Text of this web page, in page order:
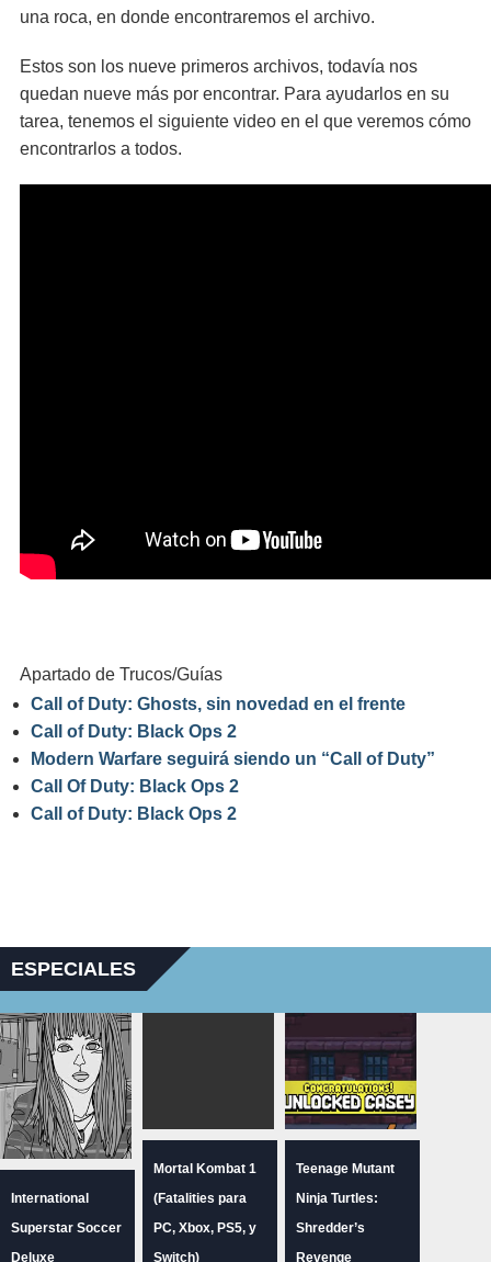
una roca, en donde encontraremos el archivo.
Estos son los nueve primeros archivos, todavía nos
quedan nueve más por encontrar. Para ayudarlos en su
tarea, tenemos el siguiente video en el que veremos cómo
encontrarlos a todos.
Apartado de Trucos/Guías
Call of Duty: Ghosts, sin novedad en el frente
Call of Duty: Black Ops 2
Modern Warfare seguirá siendo un “Call of Duty”
Call Of Duty: Black Ops 2
Call of Duty: Black Ops 2
ESPECIALES
International
Superstar Soccer
Deluxe
Mortal Kombat 1
(Fatalities para
PC, Xbox, PS5, y
Switch)
Teenage Mutant
Ninja Turtles:
Shredder’s
Revenge